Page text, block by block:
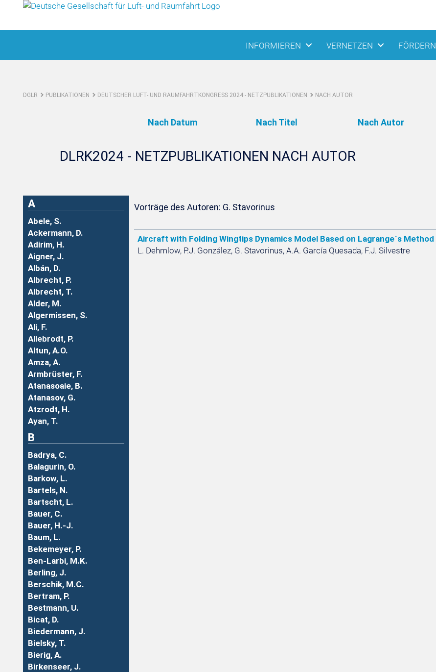
INFORMIEREN VERNETZEN FÖRDERN
DGLR PUBLIKATIONEN DEUTSCHER LUFT- UND RAUMFAHRTKONGRESS 2024 - NETZPUBLIKATIONEN NACH AUTOR
Nach Datum Nach Titel Nach Autor
DLRK2024 - NETZPUBLIKATIONEN NACH AUTOR
A
Abele, S.
Ackermann, D.
Adirim, H.
Aigner, J.
Albán, D.
Albrecht, P.
Albrecht, T.
Alder, M.
Algermissen, S.
Ali, F.
Allebrodt, P.
Altun, A.O.
Amza, A.
Armbrüster, F.
Atanasoaie, B.
Atanasov, G.
Atzrodt, H.
Ayan, T.
B
Badrya, C.
Balagurin, O.
Barkow, L.
Bartels, N.
Bartscht, L.
Bauer, C.
Bauer, H.-J.
Baum, L.
Bekemeyer, P.
Ben-Larbi, M.K.
Berling, J.
Berschik, M.C.
Bertram, P.
Bestmann, U.
Bicat, D.
Biedermann, J.
Bielsky, T.
Bierig, A.
Birkenseer, J.
Vorträge des Autoren: G. Stavorinus
Aircraft with Folding Wingtips Dynamics Model Based on Lagrange`s Method
L. Dehmlow, P.J. González, G. Stavorinus, A.A. García Quesada, F.J. Silvestre